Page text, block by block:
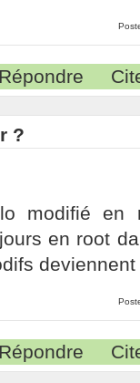
Répondre
?
modifié en
en root
Répondre